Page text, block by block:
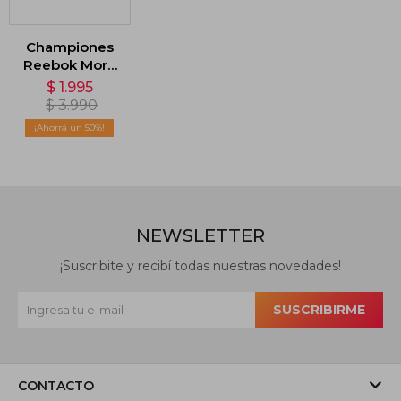
Championes
Reebok More
Buckets -
Blanco
$ 1.995
$ 3.990
50
CONTACTO
NEWSLETTER
¡Suscribite y recibí todas nuestras novedades!
SUSCRIBIRME